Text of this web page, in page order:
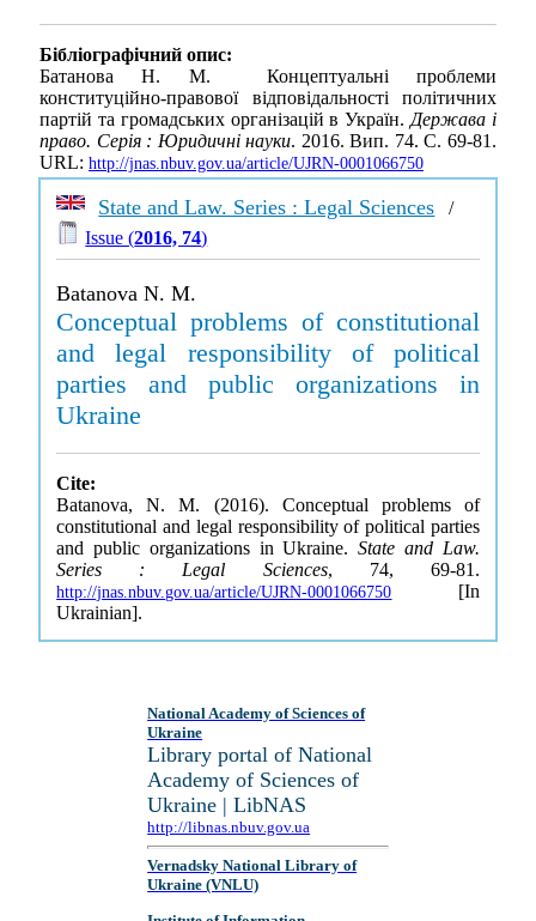
Бібліографічний опис:
Батанова Н. М. Концептуальні проблеми
конституційно-правової відповідальності політичних
партій та громадських організацій в Україн.Держава і
право. Серія : Юридичні науки. 2016. Вип. 74. С. 69-81.
URL: http://jnas.nbuv.gov.ua/article/UJRN-0001066750
State and Law. Series : Legal Sciences /
Issue (2016, 74)
Batanova N. M.
Conceptual problems of constitutional
and legal responsibility of political
parties and public organizations in
Ukraine
Cite:
Batanova, N. M. (2016). Conceptual problems of
constitutional and legal responsibility of political parties
and public organizations in Ukraine.State and Law.
Series : Legal Sciences, 74, 69-81.
http://jnas.nbuv.gov.ua/article/UJRN-0001066750 [In
Ukrainian].
National Academy of Sciences of
Ukraine
Library portal of National
Academy of Sciences of
Ukraine | LibNAS
http://libnas.nbuv.gov.ua
Vernadsky National Library of
Ukraine (VNLU)